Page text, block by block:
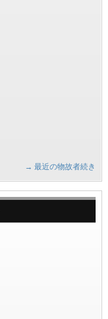
→ 最近の物故者続き